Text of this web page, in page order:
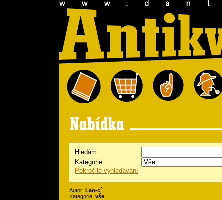
Hledám:
Kategorie:
Pokročilé vyhledávání
Autor: Lao-c´
Kategorie: vše